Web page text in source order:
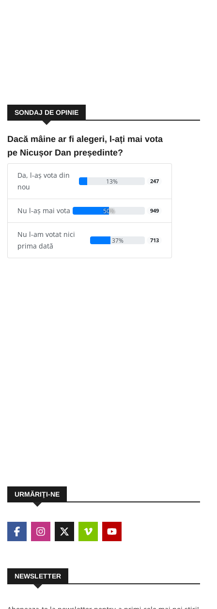
SONDAJ DE OPINIE
Dacă mâine ar fi alegeri, l-ați mai vota
pe Nicușor Dan președinte?
Da, l-aș vota din
nou
13% 247
Nu l-aș mai vota 50% 949
Nu l-am votat nici
prima dată
37% 713
URMĂRIŢI-NE
NEWSLETTER